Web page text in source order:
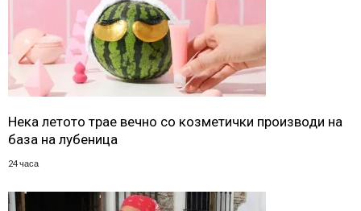
Нека летото трае вечно со козметички производи на
база на лубеница
24 часа